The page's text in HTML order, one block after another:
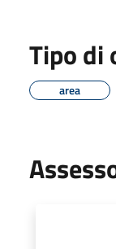
Tipo di
area